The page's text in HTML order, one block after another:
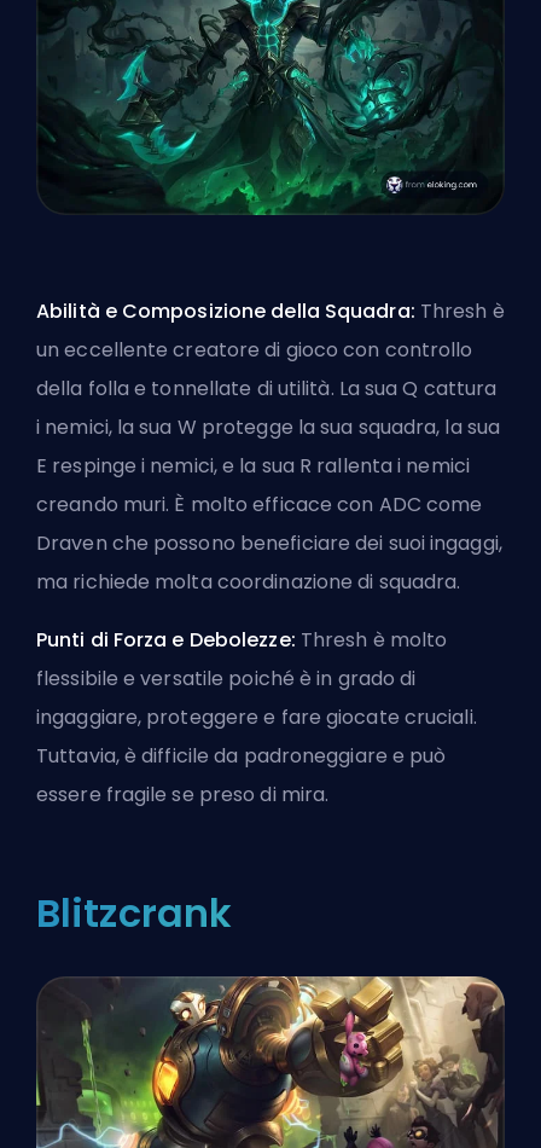
Abilità e Composizione della Squadra: Thresh è
un eccellente creatore di gioco con controllo
della folla e tonnellate di utilità. La sua Q cattura
i nemici, la sua W protegge la sua squadra, la sua
E respinge i nemici, e la sua R rallenta i nemici
creando muri. È molto efficace con ADC come
Draven che possono beneficiare dei suoi ingaggi,
ma richiede molta coordinazione di squadra.
Punti di Forza e Debolezze: Thresh è molto
flessibile e versatile poiché è in grado di
ingaggiare, proteggere e fare giocate cruciali.
Tuttavia, è difficile da padroneggiare e può
essere fragile se preso di mira.
Blitzcrank